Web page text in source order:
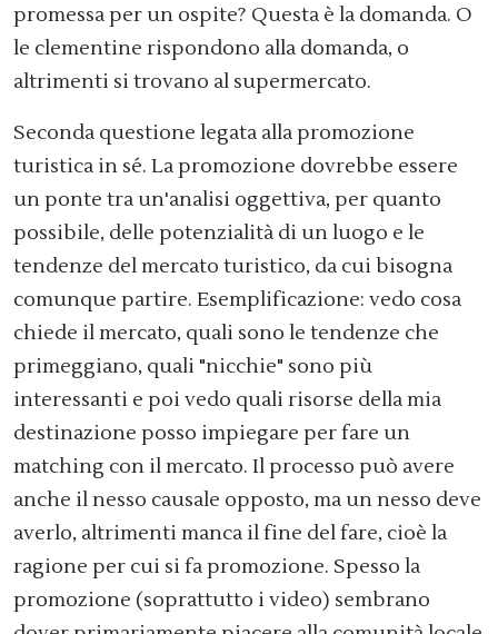
promessa per un ospite? Questa è la domanda. O
le clementine rispondono alla domanda, o
altrimenti si trovano al supermercato.
Seconda questione legata alla promozione
turistica in sé. La promozione dovrebbe essere
un ponte tra un'analisi oggettiva, per quanto
possibile, delle potenzialità di un luogo e le
tendenze del mercato turistico, da cui bisogna
comunque partire. Esemplificazione: vedo cosa
chiede il mercato, quali sono le tendenze che
primeggiano, quali "nicchie" sono più
interessanti e poi vedo quali risorse della mia
destinazione posso impiegare per fare un
matching con il mercato. Il processo può avere
anche il nesso causale opposto, ma un nesso deve
averlo, altrimenti manca il fine del fare, cioè la
ragione per cui si fa promozione. Spesso la
promozione (soprattutto i video) sembrano